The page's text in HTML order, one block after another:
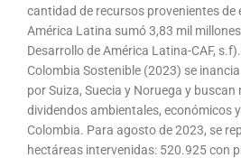
cantidad de recursos provenientes de
América Latina sumó 3,83 mil
Desarrollo de América Latina-CAF,
Colombia Sostenible (2023) se
por Suiza, Suecia y Noruega y
dividendos ambientales, económicos
Colombia. Para agosto de 2023, se
hectáreas intervenidas: 520.925 con